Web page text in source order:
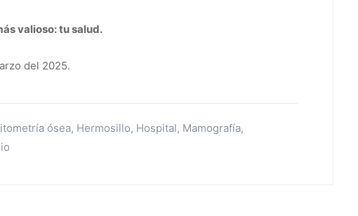
valioso: tu salud.
del 2025.
ósea, Hermosillo, Hospital, Mamografía,